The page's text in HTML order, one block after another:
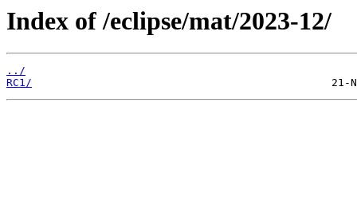
Index of /eclipse/mat/2023-12/
../
RC1/